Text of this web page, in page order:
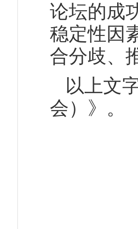
论坛的成
稳定性因
合分歧、
以上文
会）》。